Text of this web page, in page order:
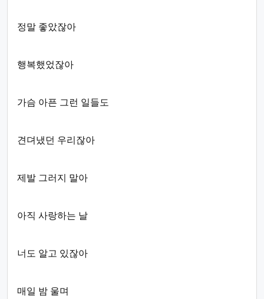
정말 좋았잖아
행복했었잖아
가슴 아픈 그런 일들도
견뎌냈던 우리잖아
제발 그러지 말아
아직 사랑하는 날
너도 알고 있잖아
매일 밤 울며